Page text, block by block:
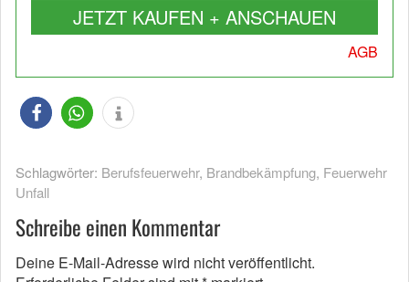
JETZT KAUFEN + ANSCHAUEN
AGB
Schlagwörter: Berufsfeuerwehr, Brandbekämpfung, Feuerwehr
Unfall
Schreibe einen Kommentar
Deine E-Mail-Adresse wird nicht veröffentlicht.